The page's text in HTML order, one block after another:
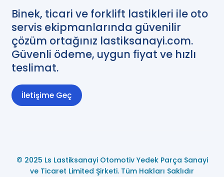
Binek, ticari ve forklift lastikleri ile oto
servis ekipmanlarında güvenilir
çözüm ortağınız lastiksanayi.com.
Güvenli ödeme, uygun fiyat ve hızlı
teslimat.
İletişime Geç
© 2025 Ls Lastiksanayi Otomotiv Yedek Parça Sanayi
ve Ticaret Limited Şirketi. Tüm Hakları Saklıdır